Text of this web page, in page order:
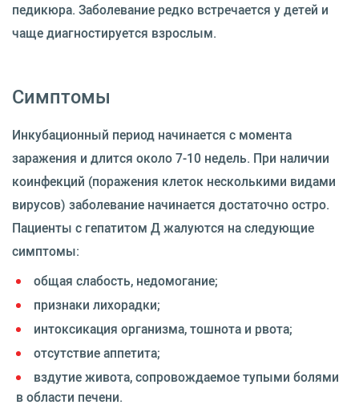
педикюра. Заболевание редко встречается у детей и
чаще диагностируется взрослым.
Симптомы
Инкубационный период начинается с момента
заражения и длится около 7-10 недель. При наличии
коинфекций (поражения клеток несколькими видами
вирусов) заболевание начинается достаточно остро.
Пациенты с гепатитом Д жалуются на следующие
симптомы:
общая слабость, недомогание;
признаки лихорадки;
интоксикация организма, тошнота и рвота;
отсутствие аппетита;
вздутие живота, сопровождаемое тупыми болями
в области печени.